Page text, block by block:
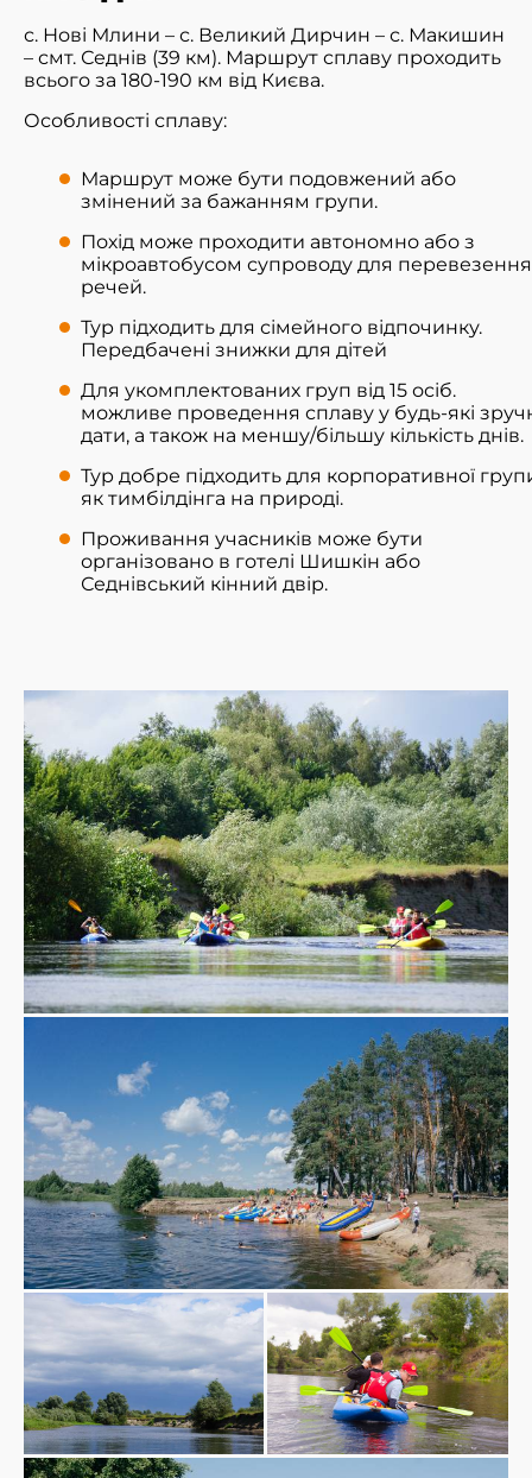
с. Нові Млини – с. Великий Дирчин – с. Макишин
– смт. Седнів (39 км). Маршрут сплаву проходить
всього за 180-190 км від Києва.
Особливості сплаву:
Маршрут може бути подовжений або
змінений за бажанням групи.
Похід може проходити автономно або з
мікроавтобусом супроводу для перевезення
речей.
Тур підходить для сімейного відпочинку.
Передбачені знижки для дітей
Для укомплектованих груп від 15 осіб.
можливе проведення сплаву у будь-які
дати, а також на меншу/більшу кількість днів.
Тур добре підходить для корпоративної
як тимбілдінга на природі.
Проживання учасників може бути
організовано в готелі Шишкін або
Седнівський кінний двір.